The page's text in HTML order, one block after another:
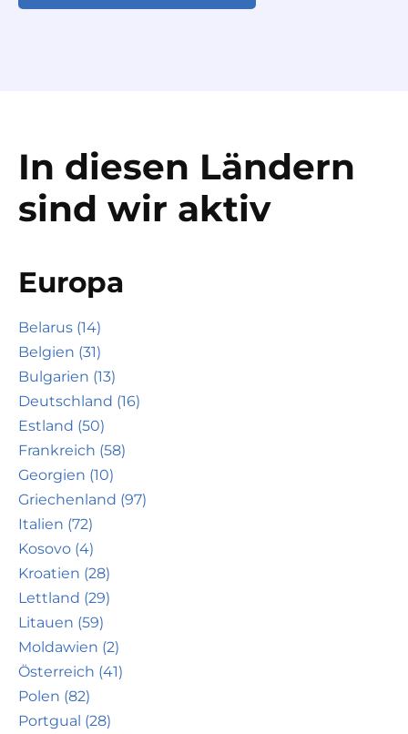
In diesen Ländern
sind wir aktiv
Europa
Belarus (14)
Belgien (31)
Bulgarien (13)
Deutschland (16)
Estland (50)
Frankreich (58)
Georgien (10)
Griechenland (97)
Italien (72)
Kosovo (4)
Kroatien (28)
Lettland (29)
Litauen (59)
Moldawien (2)
Österreich (41)
Polen (82)
Portgual (28)